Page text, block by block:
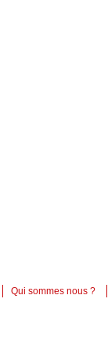
Qui sommes nous ?